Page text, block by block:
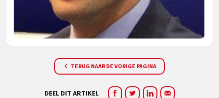
TERUG NAAR DE VORIGE PAGINA
DEEL DIT ARTIKEL